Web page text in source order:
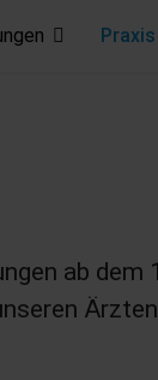
Praxis
ab dem